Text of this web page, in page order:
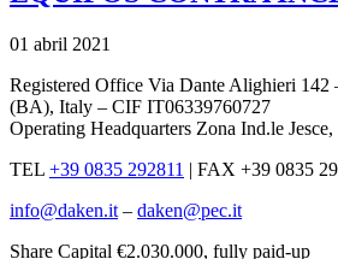
01 abril 2021
Registered Office Via Dante Alighieri 142
(BA), Italy – CIF IT06339760727
Operating Headquarters Zona Ind.le
TEL +39 0835 292811 | FAX +39 0835
info@daken.it – daken@pec.it
Share Capital €2.030.000, fully paid-up